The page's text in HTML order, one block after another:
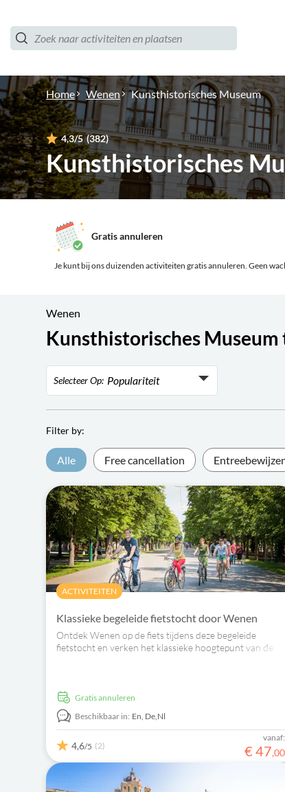
Home Wenen Kunsthistorisches Museum
4,3/5 (382)
Kunsthistorisches
Gratis annuleren
Je kunt bij ons duizenden activiteiten gratis annuleren. Geen
Wenen
Kunsthistorisches
Selecteer Op: Populariteit
Laagste prijs
Hoogste prijs
Filter by:
Alle Free cancellation
ACTIVITEITEN
Klassieke begeleide fietstocht door Wenen
Ontdek Wenen op de fiets tijdens deze begeleide
fietstocht en verken het klassieke hoogtepunt van de
Gratis annuleren
Beschikbaar in: En, De,Nl
4,6/5 (2)
vanaf:
€ 47,00